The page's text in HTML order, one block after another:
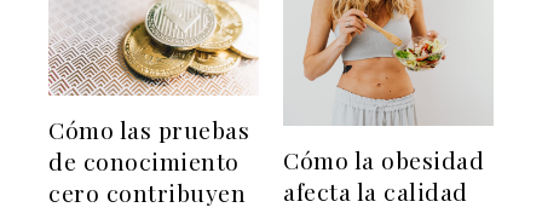
Cómo las pruebas
de conocimiento
cero contribuyen
Cómo la obesidad
afecta la calidad